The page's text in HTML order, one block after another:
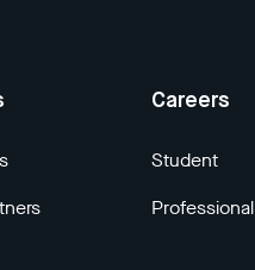
Careers
Student
Professional